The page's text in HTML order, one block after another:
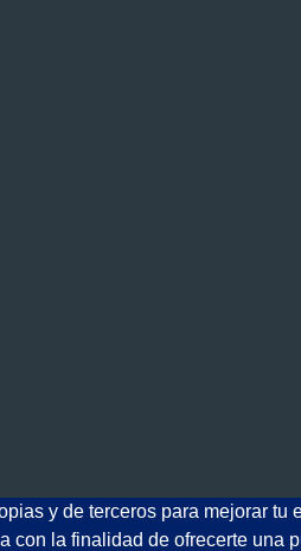
y de terceros para mejorar
con la finalidad de ofrecerte una